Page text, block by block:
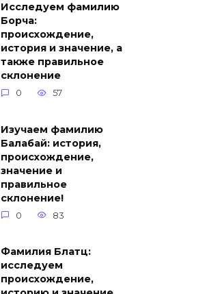
Исследуем фамилию
Борча:
происхождение,
история и значение, а
также правильное
склонение
0 57
Изучаем фамилию
Балабай: история,
происхождение,
значение и
правильное
склонение!
0 83
Фамилия Блатц:
исследуем
происхождение,